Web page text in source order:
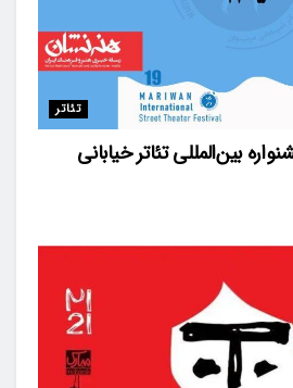
تئاتر
بین‌المللی تئاتر خیابانی